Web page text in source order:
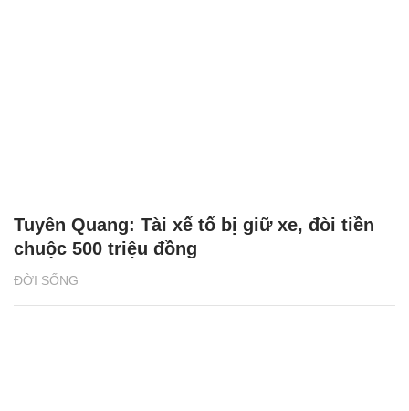
ĐỜI SỐNG
Tuyên Quang: Tài xế tố bị giữ xe, đòi tiền
chuộc 500 triệu đồng